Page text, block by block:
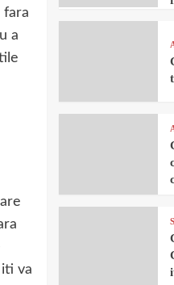
fara
a
va